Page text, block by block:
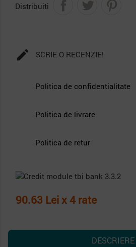
Distribuiti
 SCRIE O RECENZIE!
Politica de confidentialitate
Politica de livrare
Politica de retur
90.63 Lei x 4 rate
DESCRIERE